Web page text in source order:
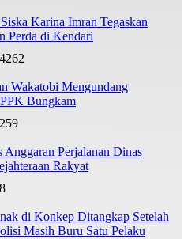
Karina Imran Tegaskan
Perda di Kendari
4262
Wakatobi Mengundang
Bungkam
Anggaran Perjalanan Dinas
Rakyat
di Konkep Ditangkap Setelah
Masih Buru Satu Pelaku